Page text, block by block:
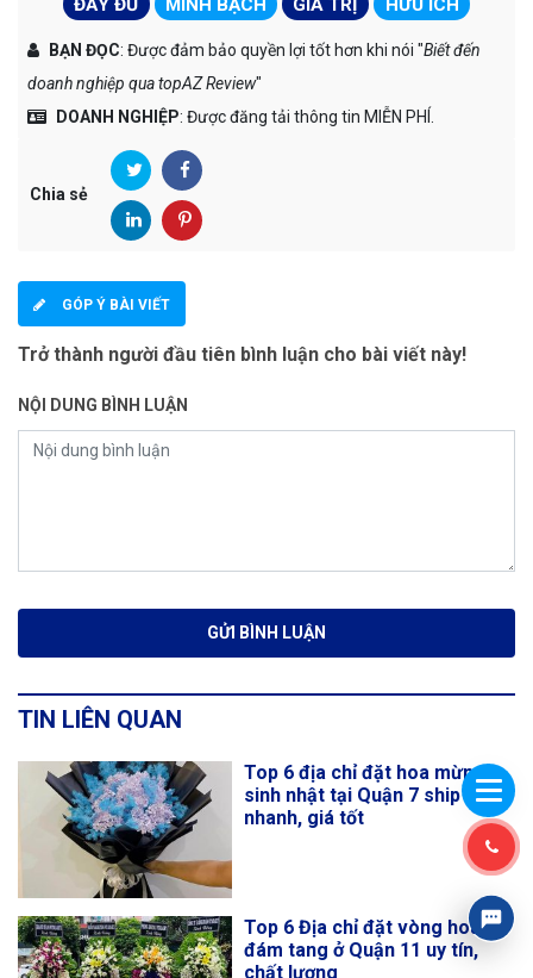
BẠN ĐỌC: Được đảm bảo quyền lợi tốt hơn khi nói "Biết đến
doanh nghiệp qua topAZ Review"
DOANH NGHIỆP: Được đăng tải thông tin MIỄN PHÍ.
Chia sẻ
GÓP Ý BÀI VIẾT
Trở thành người đầu tiên bình luận cho bài viết này!
NỘI DUNG BÌNH LUẬN
TIN LIÊN QUAN
Top 6 địa chỉ đặt hoa mừng
sinh nhật tại Quận 7 ship
nhanh, giá tốt
Top 6 Địa chỉ đặt vòng hoa
đám tang ở Quận 11 uy tín,
chất lượng